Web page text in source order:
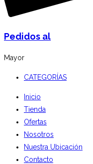
Pedidos al
Mayor
CATEGORÍAS
Inicio
Tienda
Ofertas
Nosotros
Nuestra Ubicación
Contacto